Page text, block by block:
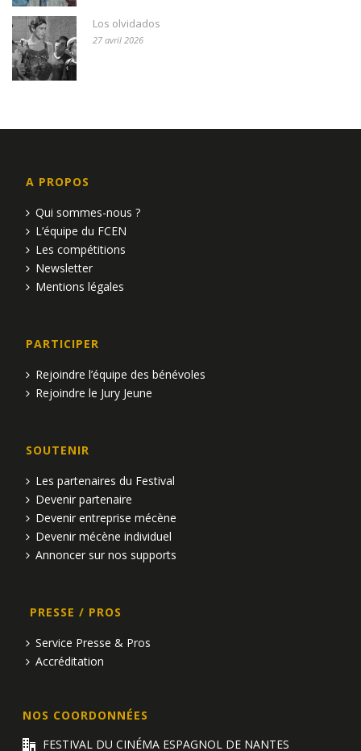
Los olvidados
27 avril 2026
A PROPOS
Qui sommes-nous ?
L’équipe du FCEN
Les compétitions
Newsletter
Mentions légales
PARTICIPER
Rejoindre l’équipe des bénévoles
Rejoindre le Jury Jeune
SOUTENIR
Les partenaires du Festival
Devenir partenaire
Devenir entreprise mécène
Devenir mécène individuel
Annoncer sur nos supports
PRESSE / PROS
Service Presse & Pros
Accréditation
NOS COORDONNÉES
FESTIVAL DU CINÉMA ESPAGNOL DE NANTES